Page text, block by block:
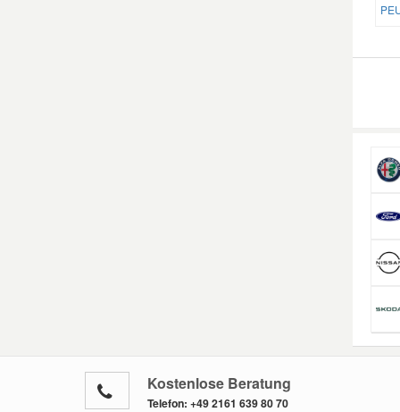
Kostenlose Beratung
Telefon: +49 2161 639 80 70